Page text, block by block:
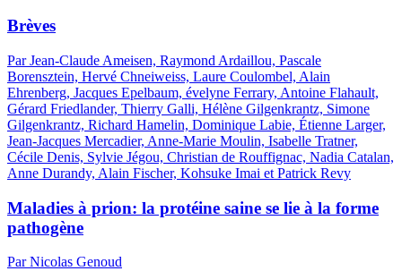
Brèves
Par Jean-Claude Ameisen, Raymond Ardaillou, Pascale
Borensztein, Hervé Chneiweiss, Laure Coulombel, Alain
Ehrenberg, Jacques Epelbaum, évelyne Ferrary, Antoine Flahault,
Gérard Friedlander, Thierry Galli, Hélène Gilgenkrantz, Simone
Gilgenkrantz, Richard Hamelin, Dominique Labie, Étienne Larger,
Jean-Jacques Mercadier, Anne-Marie Moulin, Isabelle Tratner,
Cécile Denis, Sylvie Jégou, Christian de Rouffignac, Nadia Catalan,
Anne Durandy, Alain Fischer, Kohsuke Imai et Patrick Revy
Maladies à prion: la protéine saine se lie à la forme
pathogène
Par Nicolas Genoud